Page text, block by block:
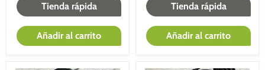
Tienda rápida
Añadir al carrito
Tienda rápida
Añadir al carrito